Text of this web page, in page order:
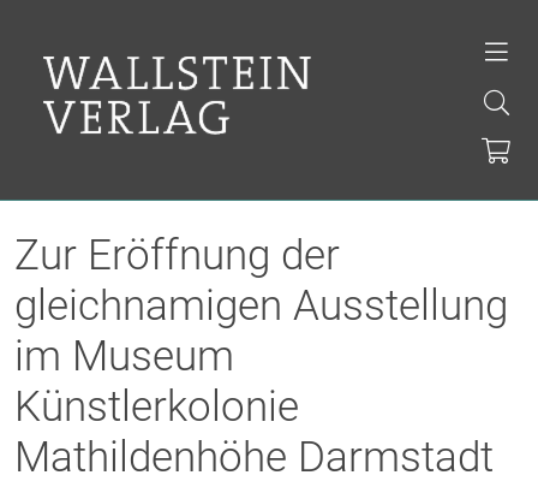
Zur Eröffnung der
gleichnamigen Ausstellung
im Museum
Künstlerkolonie
Mathildenhöhe Darmstadt